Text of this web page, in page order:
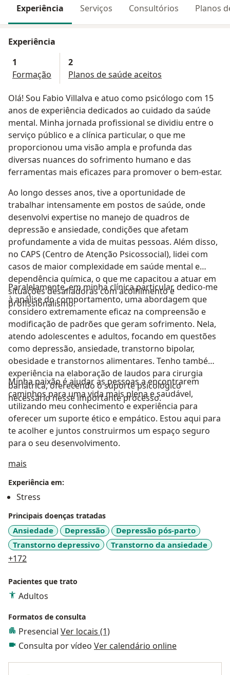
Experiência Serviços Consultórios Planos
Experiência
1
Formação
2
Planos de saúde aceitos
Olá! Sou Fabio Villalva e atuo como psicólogo com 15
anos de experiência dedicados ao cuidado da saúde
mental. Minha jornada profissional se dividiu entre o
serviço público e a clínica particular, o que me
proporcionou uma visão ampla e profunda das
diversas nuances do sofrimento humano e das
ferramentas mais eficazes para promover o bem-estar.
Ao longo desses anos, tive a oportunidade de
trabalhar intensamente em postos de saúde, onde
desenvolvi expertise no manejo de quadros de
depressão e ansiedade, condições que afetam
profundamente a vida de muitas pessoas. Além disso,
no CAPS (Centro de Atenção Psicossocial), lidei com
casos de maior complexidade em saúde mental e
dependência química, o que me capacitou a atuar em
situações desafiadoras com acolhimento e
profissionalismo.
Paralelamente, em minha clínica particular, dedico-me
à análise do comportamento, uma abordagem que
considero extremamente eficaz na compreensão e
modificação de padrões que geram sofrimento. Nela,
atendo adolescentes e adultos, focando em questões
como depressão, ansiedade, transtorno bipolar,
obesidade e transtornos alimentares. Tenho também
experiência na elaboração de laudos para cirurgia
bariátrica, oferecendo o suporte psicológico
necessário nesse importante processo.
Minha paixão é ajudar as pessoas a encontrarem
caminhos para uma vida mais plena e saudável,
utilizando meu conhecimento e experiência para
oferecer um suporte ético e empático. Estou aqui para
te acolher e juntos construirmos um espaço seguro
para o seu desenvolvimento.
mais
Experiência em:
Stress
Principais doenças tratadas
Ansiedade Depressão
Depressão pós-parto
Transtorno depressivo
Transtorno da ansiedade
+172a11y_sr_more_diseases
Pacientes que trato
Adultos
Formatos de consulta
Presencial Ver locais (1)
Consulta por vídeo Ver calendário online